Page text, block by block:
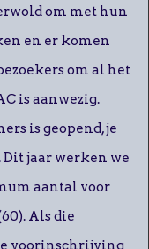
om met hun
en er komen
om al het
is aanwezig.
is geopend, je
jaar werken we
aantal voor
Als die
voorinschrijving